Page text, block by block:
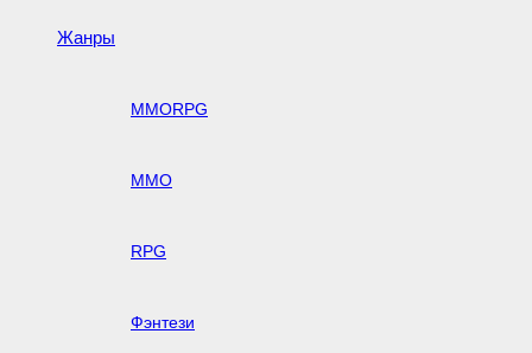
Жанры
MMORPG
MMO
RPG
Фэнтези